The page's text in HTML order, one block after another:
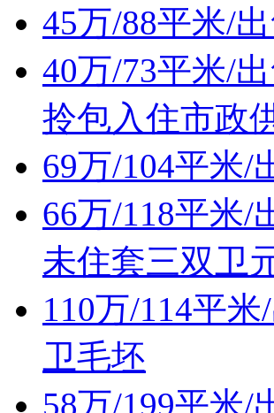
45万/88平米/
40万/73平米/
拎包入住市政
69万/104平米/
66万/118平米/
未住套三双卫
110万/114平
卫毛坯
58万/199平米/